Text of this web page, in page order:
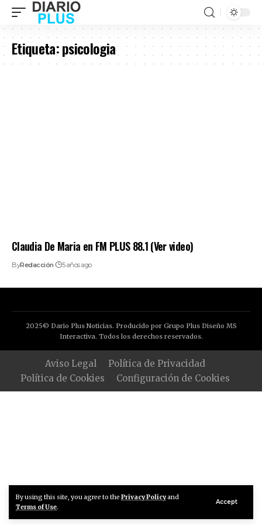
By using this site, you agree to the Privacy Policyand
Terms of Use.
Accept
Etiqueta:psicologia
Claudia De Maria en FM PLUS 88.1 (Ver video)
ByRedacción 5 años ago
2025© Dario Plus Noticias. Producido por Grupo Plus Diseño MS
Interactiva. Todos los derechos reservados.
Aviso Legal
Política de Privacidad
Política de Cookies
Configuración de Cookies